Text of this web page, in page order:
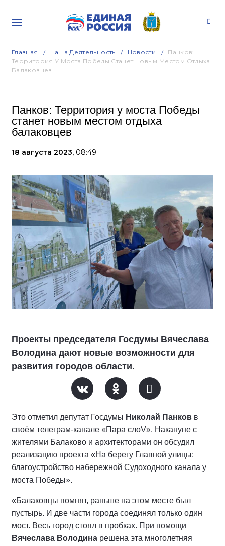
Главная Наша Деятельность Новости
Панков:
Территория У Моста Победы Станет Новым Местом Отдыха
Балаковцев
Панков: Территория у моста Победы
станет новым местом отдыха
балаковцев
18 августа 2023, 08:49
Проекты председателя Госдумы Вячеслава
Володина дают новые возможности для
развития городов области.
Это отметил депутат Госдумы Николай Панков в
своём телеграм-канале «Пара слоV». Накануне с
жителями Балаково и архитекторами он обсудил
реализацию проекта «На берегу Главной улицы:
благоустройство набережной Судоходного канала у
моста Победы».
«Балаковцы помнят, раньше на этом месте был
пустырь. И две части города соединял только один
мост. Весь город стоял в пробках. При помощи
Вячеслава Володина решена эта многолетняя